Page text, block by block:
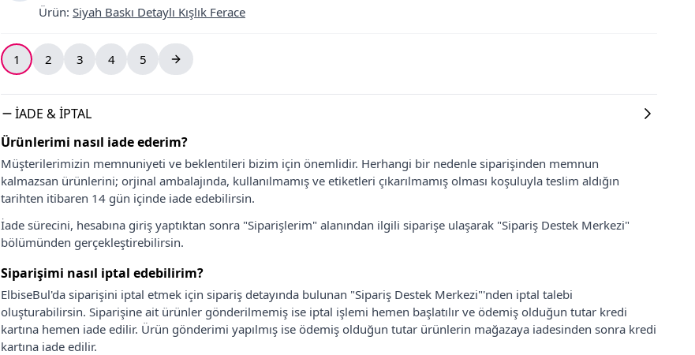
Ürün: Siyah Baskı Detaylı Kışlık Ferace
1 2 3 4 5
İADE & İPTAL
Ürünlerimi nasıl iade ederim?
Müşterilerimizin memnuniyeti ve beklentileri bizim için önemlidir. Herhangi bir nedenle siparişinden memnun
kalmazsan ürünlerini; orjinal ambalajında, kullanılmamış ve etiketleri çıkarılmamış olması koşuluyla teslim aldığın
tarihten itibaren 14 gün içinde iade edebilirsin.
İade sürecini, hesabına giriş yaptıktan sonra "Siparişlerim" alanından ilgili siparişe ulaşarak "Sipariş Destek Merkezi"
bölümünden gerçekleştirebilirsin.
Siparişimi nasıl iptal edebilirim?
ElbiseBul'da siparişini iptal etmek için sipariş detayında bulunan "Sipariş Destek Merkezi"'nden iptal talebi
oluşturabilirsin. Siparişine ait ürünler gönderilmemiş ise iptal işlemi hemen başlatılır ve ödemiş olduğun tutar kredi
kartına hemen iade edilir. Ürün gönderimi yapılmış ise ödemiş olduğun tutar ürünlerin mağazaya iadesinden sonra kredi
kartına iade edilir.